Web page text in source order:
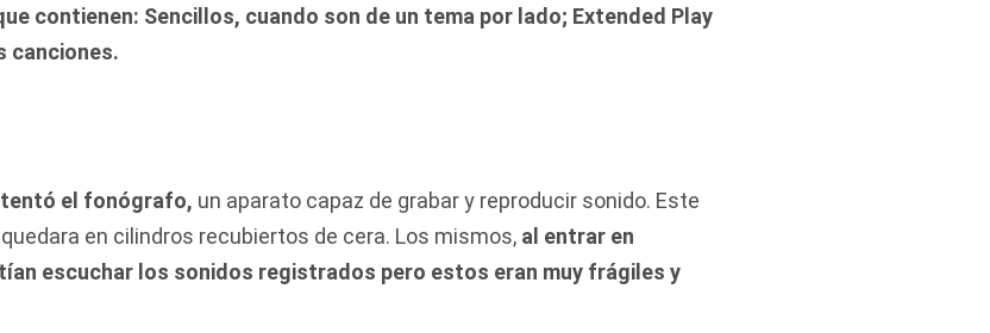
contienen: Sencillos, cuando son de un tema por lado; Extended Play
canciones.
el fonógrafo, un aparato capaz de grabar y reproducir sonido. Este
en cilindros recubiertos de cera. Los mismos, al entrar en
escuchar los sonidos registrados pero estos eran muy frágiles y